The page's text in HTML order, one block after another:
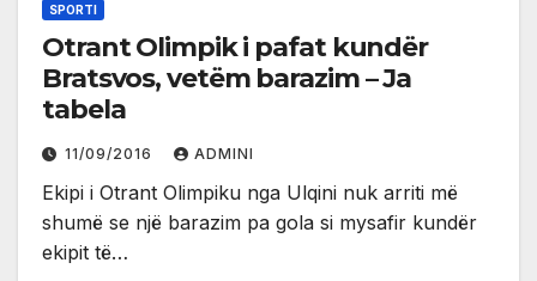
SPORTI
Otrant Olimpik i pafat kundër
Bratsvos, vetëm barazim – Ja
tabela
11/09/2016 ADMINI
Ekipi i Otrant Olimpiku nga Ulqini nuk arriti më
shumë se një barazim pa gola si mysafir kundër
ekipit të…